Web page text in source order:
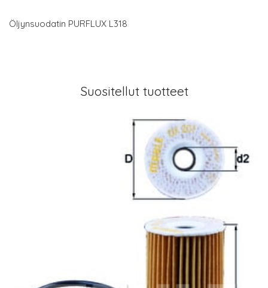
Öljynsuodatin PURFLUX L318
Suositellut tuotteet